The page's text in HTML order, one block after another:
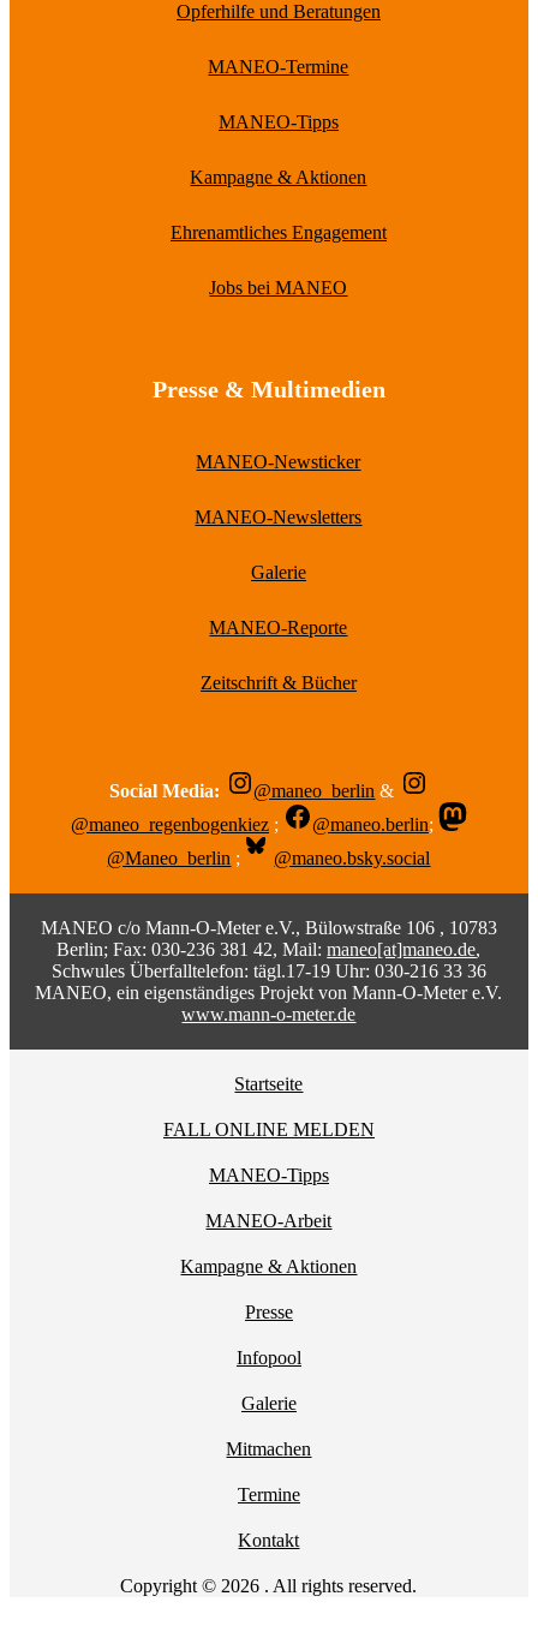
Opferhilfe und Beratungen
MANEO-Termine
MANEO-Tipps
Kampagne & Aktionen
Ehrenamtliches Engagement
Jobs bei MANEO
Presse & Multimedien
MANEO-Newsticker
MANEO-Newsletters
Galerie
MANEO-Reporte
Zeitschrift & Bücher
Social Media: @maneo_berlin &
@maneo_regenbogenkiez ; @maneo.berlin;
@Maneo_berlin ; @maneo.bsky.social
MANEO c/o Mann-O-Meter e.V., Bülowstraße 106 , 10783
Berlin; Fax: 030-236 381 42, Mail:maneo[at]maneo.de,
Schwules Überfalltelefon: tägl.17-19 Uhr: 030-216 33 36
MANEO, ein eigenständiges Projekt von Mann-O-Meter e.V.
www.mann-o-meter.de
Startseite
FALL ONLINE MELDEN
MANEO-Tipps
MANEO-Arbeit
Kampagne & Aktionen
Presse
Infopool
Galerie
Mitmachen
Termine
Kontakt
Copyright © 2026 . All rights reserved.